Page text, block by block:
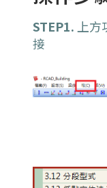
STEP1.上方
接